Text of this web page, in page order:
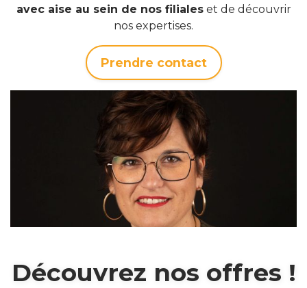
avec aise au sein de nos filialeset de découvrir
nos expertises.
Prendre contact
Découvrez nos offres !